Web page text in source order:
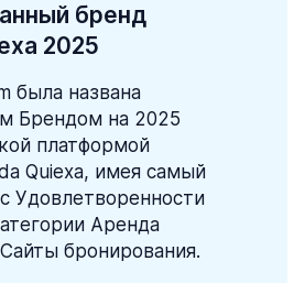
бренд
2025
была названа
Брендом на 2025
платформой
Quiexa, имея самый
Удовлетворенности
Аренда
бронирования.